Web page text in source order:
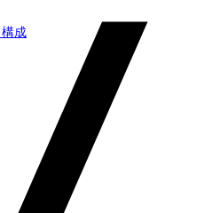
成